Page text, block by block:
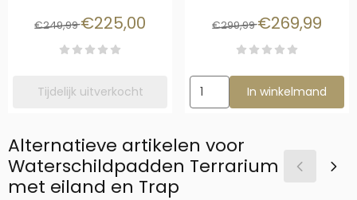
Van 249,99 voor 225,00
€249,99€225,00
Tijdelijk uitverkocht
Van 299,99
€299,99€269,99
Aantal kiezen voor
In winkelmand
Alternatieve artikelen voor
Waterschildpadden Terrarium
met eiland en Trap